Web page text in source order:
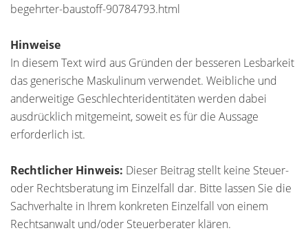
begehrter-baustoff-90784793.html
Hinweise
In diesem Text wird aus Gründen der besseren Lesbarkeit
das generische Maskulinum verwendet. Weibliche und
anderweitige Geschlechteridentitäten werden dabei
ausdrücklich mitgemeint, soweit es für die Aussage
erforderlich ist.
Rechtlicher Hinweis: Dieser Beitrag stellt keine Steuer-
oder Rechtsberatung im Einzelfall dar. Bitte lassen Sie die
Sachverhalte in Ihrem konkreten Einzelfall von einem
Rechtsanwalt und/oder Steuerberater klären.